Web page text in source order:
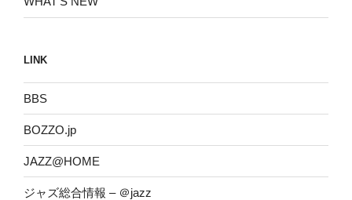
LINK
BBS
BOZZO.jp
JAZZ@HOME
ジャズ総合情報 – ＠jazz